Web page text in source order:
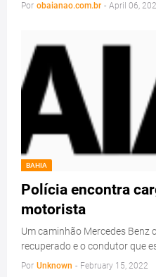
Por obaianao.com.br - April 06,
BAHIA
Polícia encontra
motorista
Um caminhão Mercedes Benz
recuperado e o condutor que
Por Unknown - February 15, 2022